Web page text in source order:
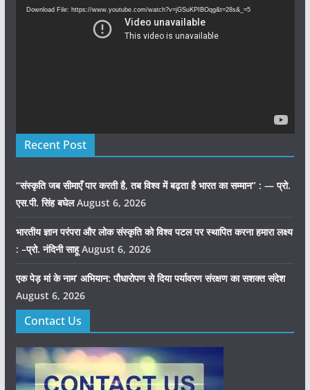
Download File: https://www.youtube.com/watch?v=jGSuKPIBOqg&t=28s&_=5
Recent Post
“संस्कृति जब सीमाएँ पार करती है, तब विश्व में बढ़ता है भारत का सम्मान” : — प्रो.
एस.पी. सिंह बघेल August 6, 2026
भारतीय ज्ञान परंपरा और लोक संस्कृति को विश्व पटल पर स्थापित करना हमारा लक्ष्य
: –प्रो. नंदिनी साहू August 6, 2026
एक पेड़ मां के नाम’ अभियान: पौधारोपण से दिया पर्यावरण संरक्षण का सशक्त संदेश
August 6, 2026
Contact Us